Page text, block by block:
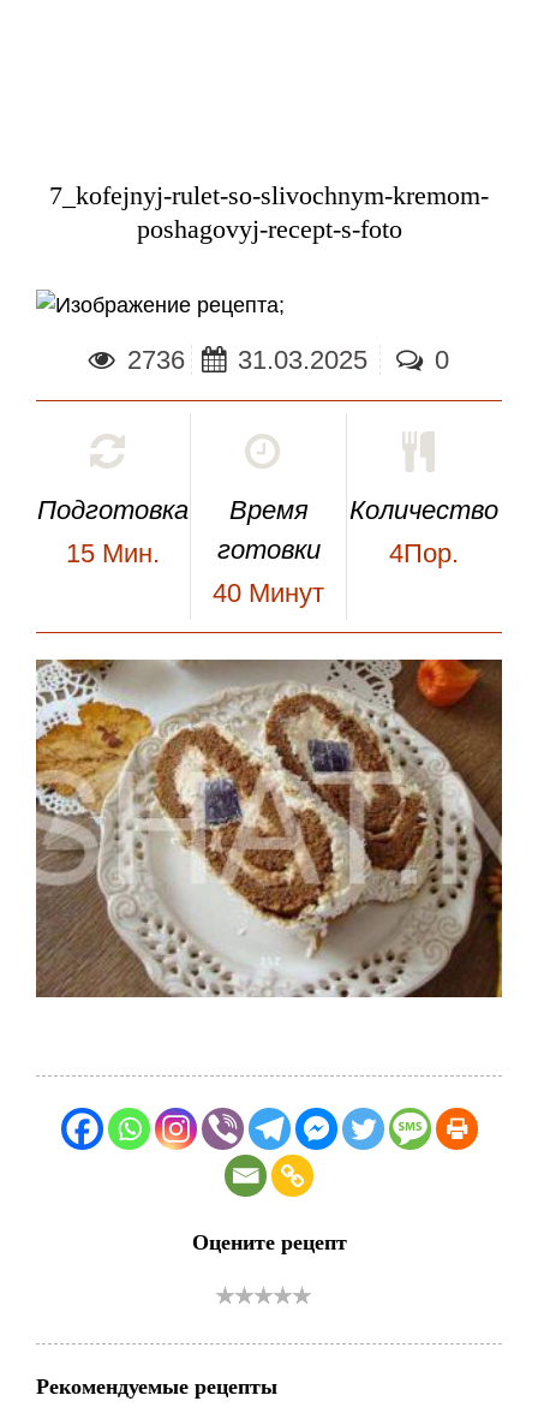
7_kofejnyj-rulet-so-slivochnym-kremom-
poshagovyj-recept-s-foto
;
2736 31.03.2025 0
Подготовка
15 Мин.
Время
готовки
40 Минут
Количество
4Пор.
Оцените рецепт
Рекомендуемые рецепты